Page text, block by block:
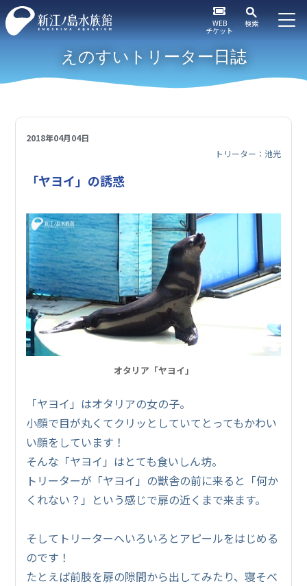
WEB
チケット
検索
えのすいトリーター日誌
2018年04月04日
トリーター：池光
「ヤヨイ」の誘惑
オタリア「ヤヨイ」
「ヤヨイ」はオタリアの女の子。
小顔で目が丸くてクリッとしていてとってもかわい
い顔をしています！
そんな「ヤヨイ」はとても食いしん坊。
トリーターが「ヤヨイ」の獣舎の前に来ると「何か
くれない？」という感じで扉の近くまで来ます。
そしてトリーターへいろいろとアピールをはじめる
のです！
たとえば前肢を扉の隙間から出してみたり、寝そべ